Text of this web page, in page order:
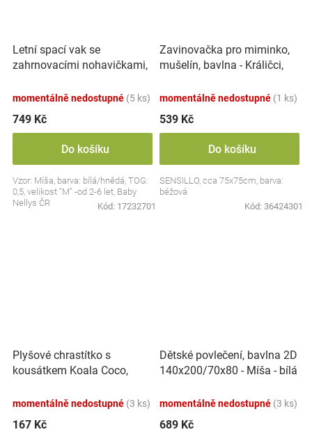
Letní spací vak se
zahrnovacími nohavičkami,
potiskem, M
momentálně nedostupné (5 ks)
749 Kč
Do košíku
Vzor: Míša, barva: bílá/hnědá, TOG:
0,5, velikost "M" -od 2-6 let, Baby
Nellys ČR
Kód: 17232701
Zavinovačka pro miminko,
mušelín, bavlna - Králičci,
momentálně nedostupné (1 ks)
539 Kč
Do košíku
SENSILLO, cca 75x75cm, barva:
béžová
Kód: 36424301
Plyšové chrastítko s
kousátkem Koala Coco,
momentálně nedostupné (3 ks)
167 Kč
Dětské povlečení, bavlna 2D
140x200/70x80 - Míša - bílá
momentálně nedostupné (3 ks)
689 Kč